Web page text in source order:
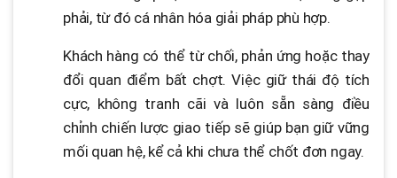
phải, từ đó cá nhân hóa giải pháp phù hợp.
Khách hàng có thể từ chối, phản ứng hoặc thay
đổi quan điểm bất chợt. Việc giữ thái độ tích
cực, không tranh cãi và luôn sẵn sàng điều
chỉnh chiến lược giao tiếp sẽ giúp bạn giữ vững
mối quan hệ, kể cả khi chưa thể chốt đơn ngay.